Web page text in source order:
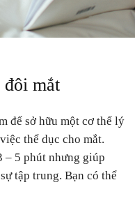
đôi mắt
để sở hữu một cơ thể lý
thể dục cho mắt.
– 5 phút nhưng giúp
tập trung. Bạn có thể